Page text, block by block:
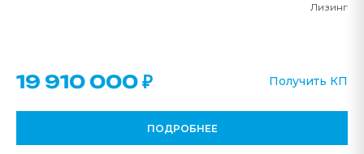
Лизинг
19 910 000 ₽ Получить КП
ПОДРОБНЕЕ